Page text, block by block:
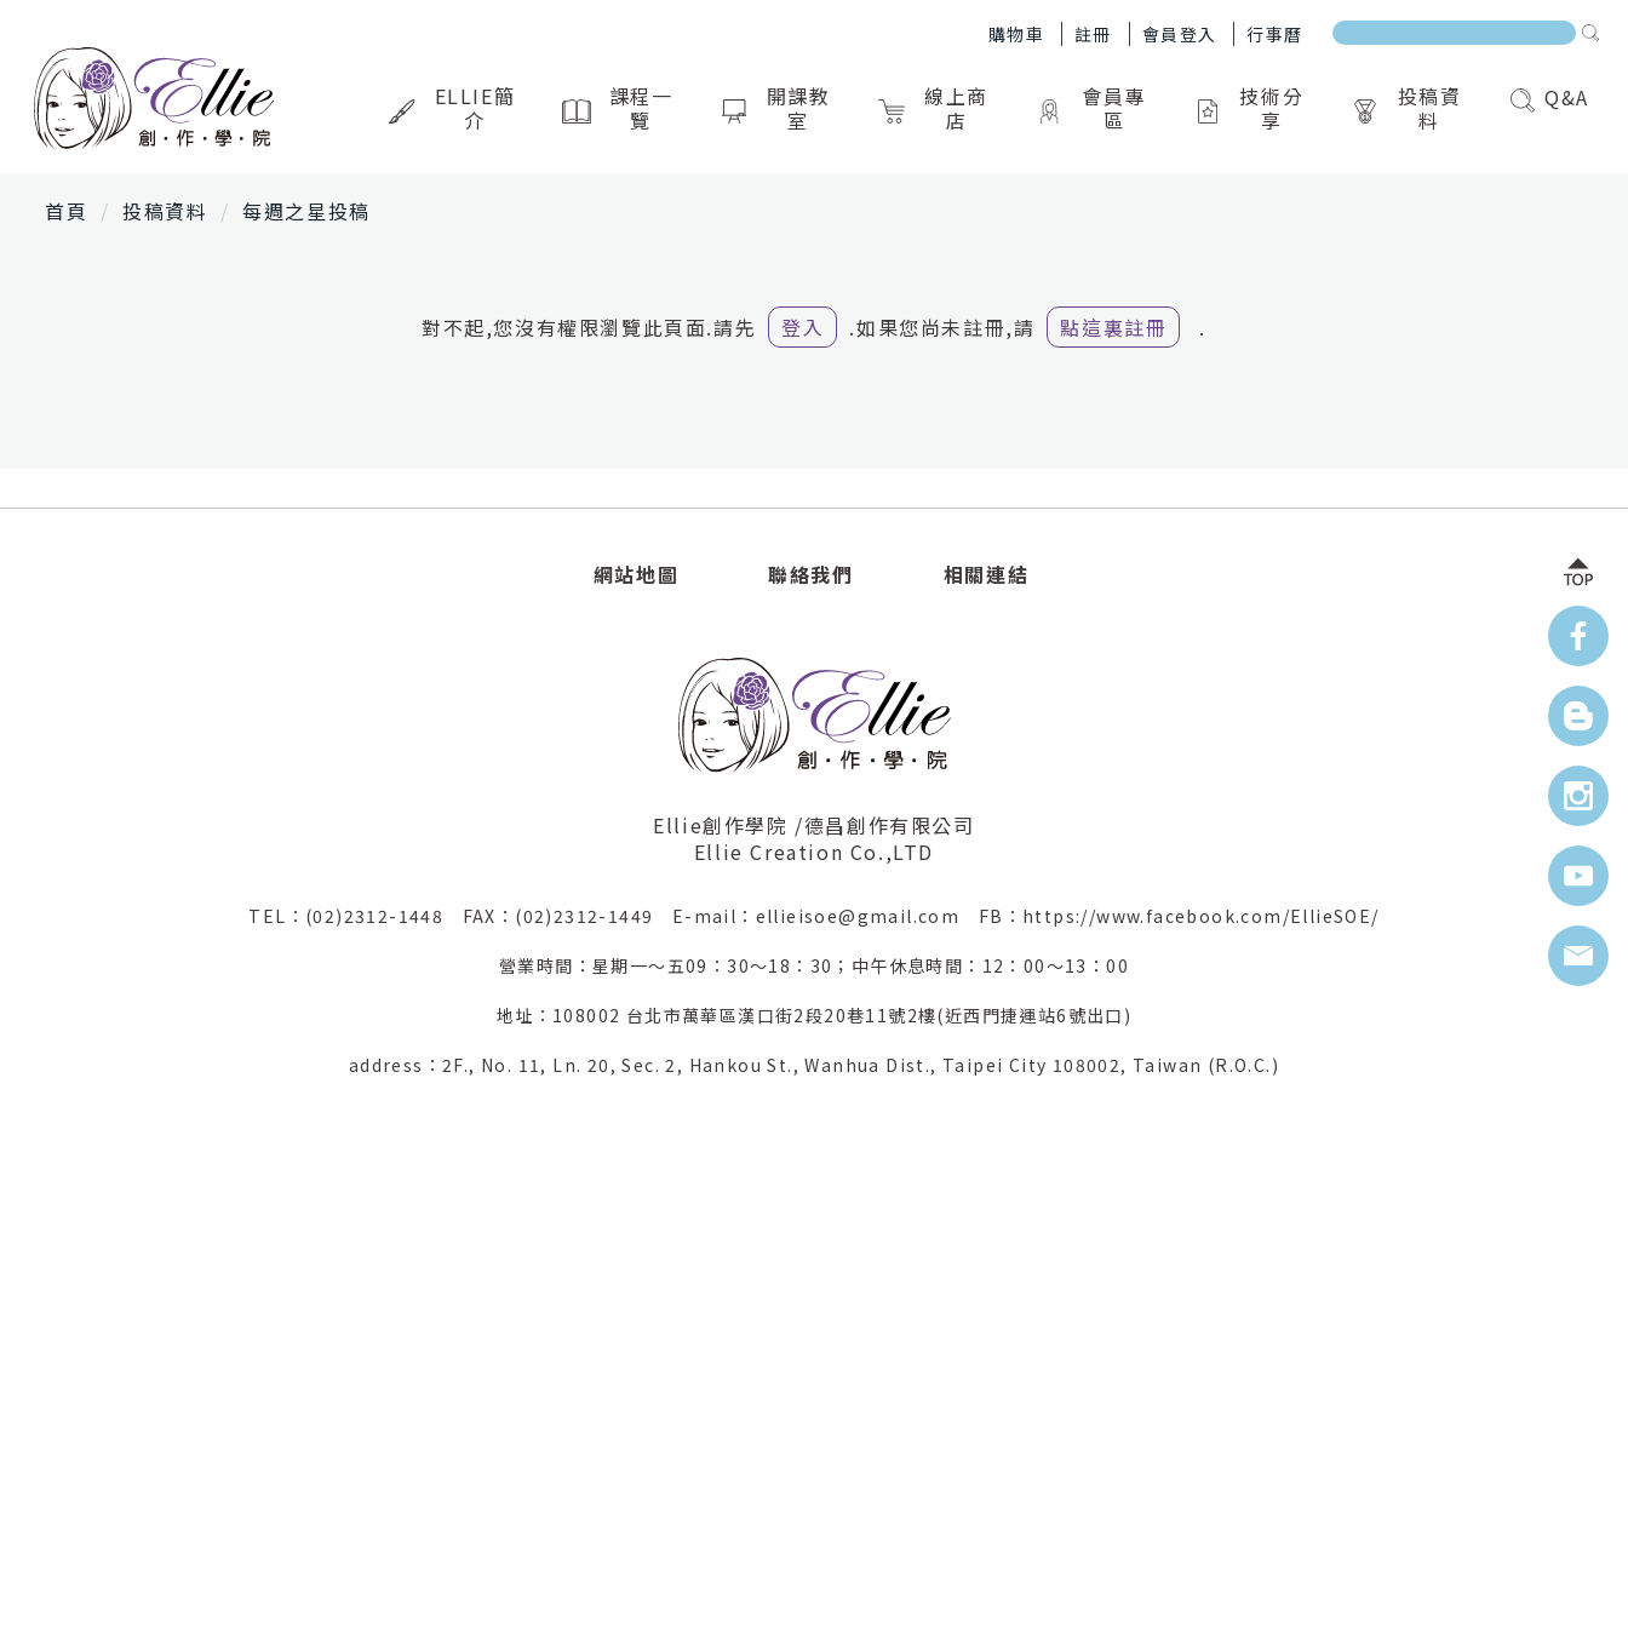
購物車 註冊 會員登入 行事曆
ELLIE簡
介
課程一
覽
開課教
室
線上商
店
會員專
區
技術分
享
投稿資
料
Q&A
首頁 投稿資料 每週之星投稿
對不起,您沒有權限瀏覽此頁面.請先 登入 .如果您尚未註冊,請 點這裏註冊 .
網站地圖 聯絡我們 相關連結
Ellie創作學院 /德昌創作有限公司
Ellie Creation Co.,LTD
TEL：(02)2312-1448 FAX：(02)2312-1449 E-mail：ellieisoe@gmail.com FB：https://www.facebook.com/EllieSOE/
營業時間：星期一～五09：30～18：30；中午休息時間：12：00～13：00
地址：108002 台北市萬華區漢口街2段20巷11號2樓(近西門捷運站6號出口)
address：2F., No. 11, Ln. 20, Sec. 2, Hankou St., Wanhua Dist., Taipei City 108002, Taiwan (R.O.C.)